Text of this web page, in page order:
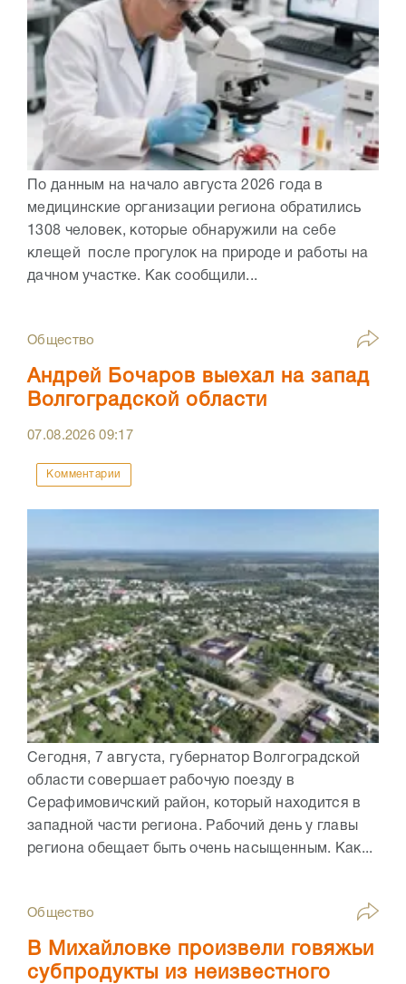
По данным на начало августа 2026 года в
медицинские организации региона обратились
1308 человек, которые обнаружили на себе
клещей после прогулок на природе и работы на
дачном участке. Как сообщили...
Общество
Андрей Бочаров выехал на запад
Волгоградской области
07.08.202609:17
Комментарии
Сегодня, 7 августа, губернатор Волгоградской
области совершает рабочую поезду в
Серафимовичский район, который находится в
западной части региона. Рабочий день у главы
региона обещает быть очень насыщенным. Как...
Общество
В Михайловке произвели говяжьи
субпродукты из неизвестного